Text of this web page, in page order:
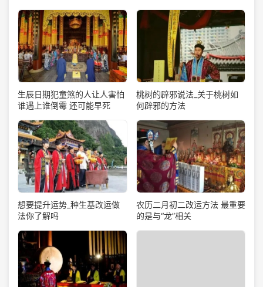
生辰日期犯童煞的人让人害怕
谁遇上谁倒霉 还可能早死
桃树的辟邪说法_关于桃树如
何辟邪的方法
想要提升运势_种生基改运做
法你了解吗
农历二月初二改运方法 最重要
的是与“龙”相关